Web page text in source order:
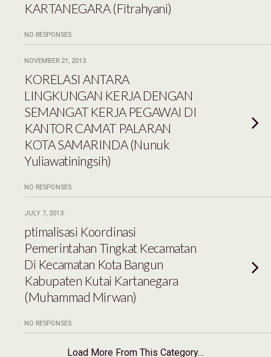
KARTANEGARA (Fitrahyani)
NO RESPONSES
NOVEMBER 21, 2013
KORELASI ANTARA
LINGKUNGAN KERJA DENGAN
SEMANGAT KERJA PEGAWAI DI
KANTOR CAMAT PALARAN
KOTA SAMARINDA (Nunuk
Yuliawatiningsih)
NO RESPONSES
JULY 7, 2013
ptimalisasi Koordinasi
Pemerintahan Tingkat Kecamatan
Di Kecamatan Kota Bangun
Kabupaten Kutai Kartanegara
(Muhammad Mirwan)
NO RESPONSES
Load More From This Category…